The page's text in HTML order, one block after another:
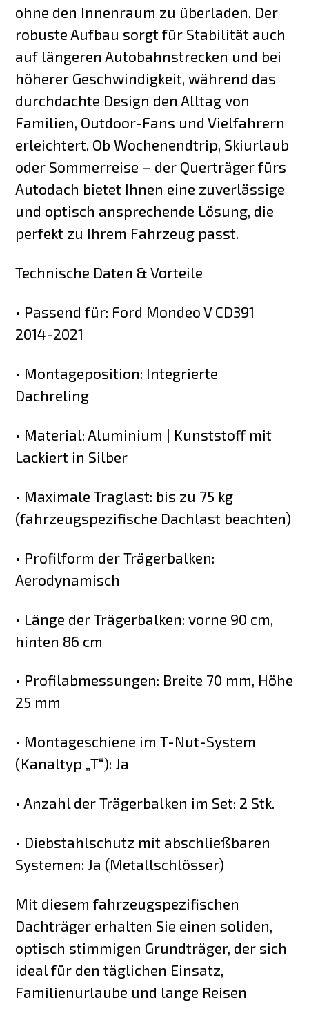
ohne den Innenraum zu überladen. Der
robuste Aufbau sorgt für Stabilität auch
auf längeren Autobahnstrecken und bei
höherer Geschwindigkeit, während das
durchdachte Design den Alltag von
Familien, Outdoor-Fans und Vielfahrern
erleichtert. Ob Wochenendtrip, Skiurlaub
oder Sommerreise – der Querträger fürs
Autodach bietet Ihnen eine zuverlässige
und optisch ansprechende Lösung, die
perfekt zu Ihrem Fahrzeug passt.
Technische Daten & Vorteile
• Passend für: Ford Mondeo V CD391
2014-2021
• Montageposition: Integrierte
Dachreling
• Material: Aluminium | Kunststoff mit
Lackiert in Silber
• Maximale Traglast: bis zu 75 kg
(fahrzeugspezifische Dachlast beachten)
• Profilform der Trägerbalken:
Aerodynamisch
• Länge der Trägerbalken: vorne 90 cm,
hinten 86 cm
• Profilabmessungen: Breite 70 mm, Höhe
25 mm
• Montageschiene im T-Nut-System
(Kanaltyp „T“): Ja
• Anzahl der Trägerbalken im Set: 2 Stk.
• Diebstahlschutz mit abschließbaren
Systemen: Ja (Metallschlösser)
Mit diesem fahrzeugspezifischen
Dachträger erhalten Sie einen soliden,
optisch stimmigen Grundträger, der sich
ideal für den täglichen Einsatz,
Familienurlaube und lange Reisen